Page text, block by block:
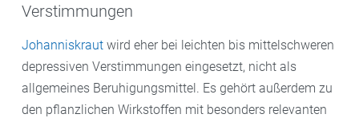
Verstimmungen
Johanniskraut wird eher bei leichten bis mittelschweren
depressiven Verstimmungen eingesetzt, nicht als
allgemeines Beruhigungsmittel. Es gehört außerdem zu
den pflanzlichen Wirkstoffen mit besonders relevanten